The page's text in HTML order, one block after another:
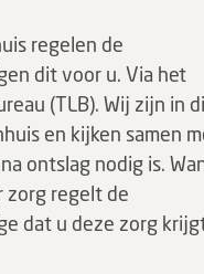
regelen de
dit voor u. Via het
(TLB). Wij zijn in
en kijken samen
ontslag nodig is.
zorg regelt de
dat u deze zorg